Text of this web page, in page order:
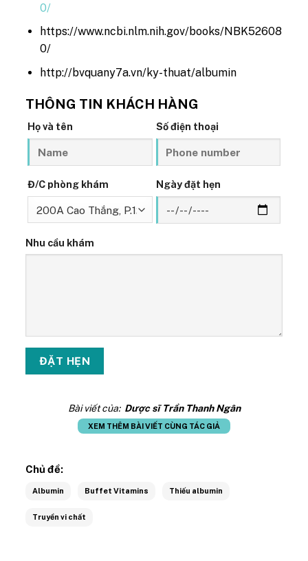
0/
https://www.ncbi.nlm.nih.gov/books/NBK52608
0/
http://bvquany7a.vn/ky-thuat/albumin
THÔNG TIN KHÁCH HÀNG
Họ và tên Số điện thoại
Đ/C phòng khám Ngày đặt hẹn
Nhu cầu khám
Bài viết của: Dược sĩ Trần Thanh Ngân
XEM THÊM BÀI VIẾT CÙNG TÁC GIẢ
Chủ đề:
Albumin Buffet Vitamins Thiếu albumin
Truyền vi chất